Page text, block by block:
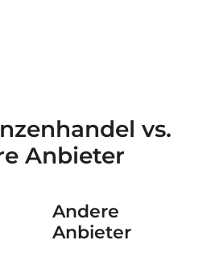
vs.
Anbieter
Andere
Anbieter